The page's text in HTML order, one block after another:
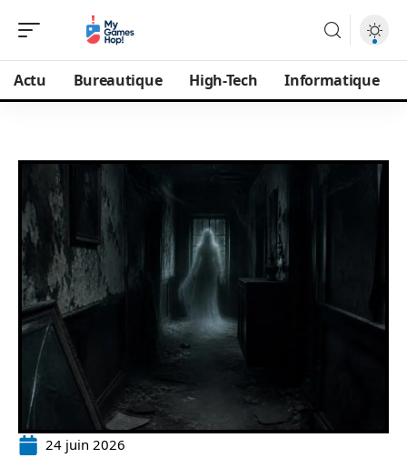
Actu Bureautique High-Tech Informatique
24 juin 2026